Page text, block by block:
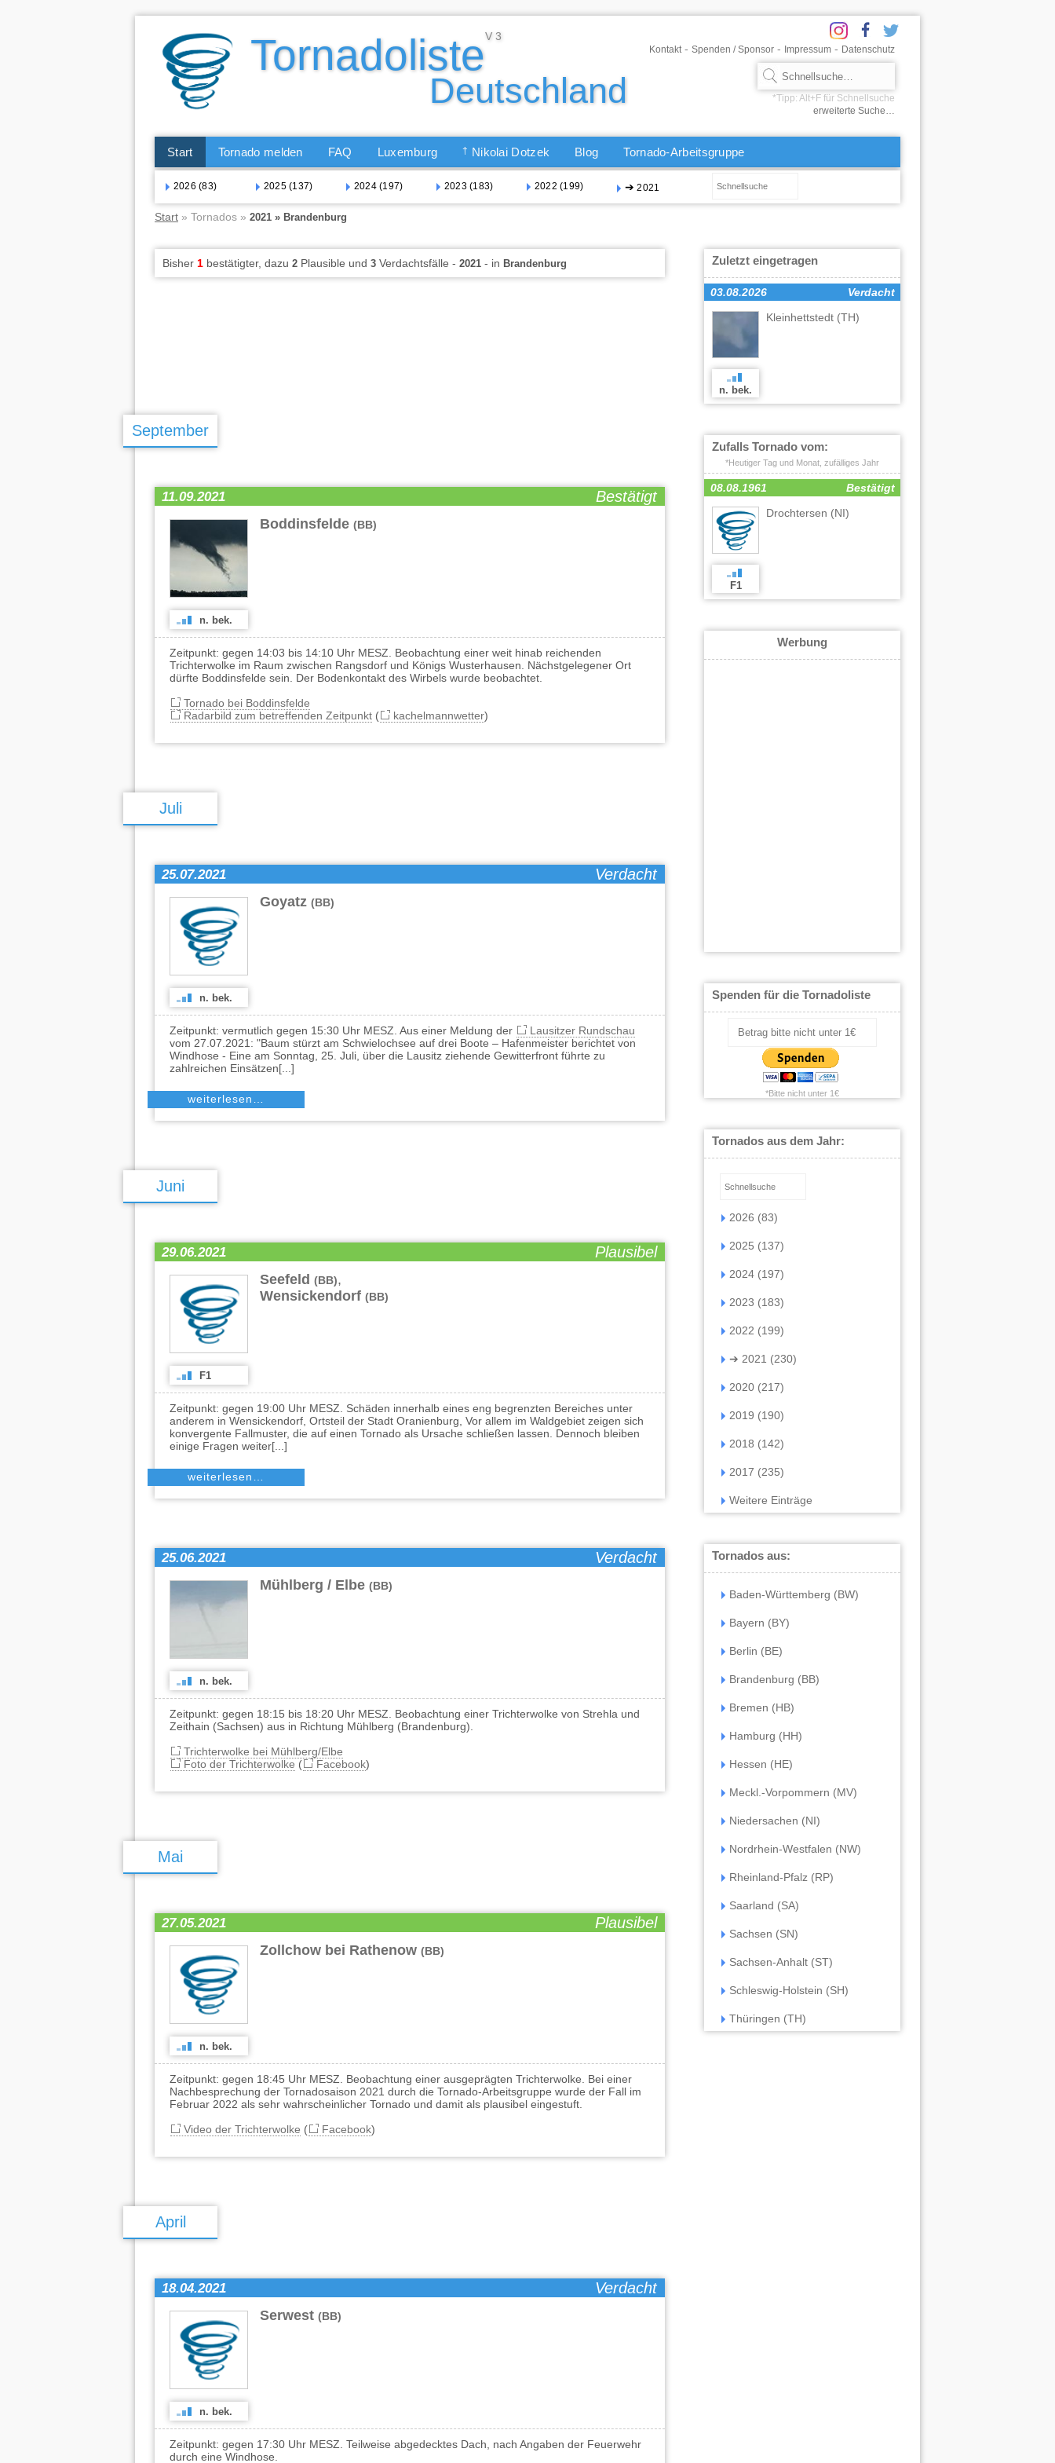
Kontakt - Spenden / Sponsor - Impressum - Datenschutz
erweiterte Suche…
Start Tornado melden FAQ Luxemburg † Nikolai Dotzek Blog Tornado-Arbeitsgruppe
2026 (83) 2025 (137) 2024 (197) 2023 (183) 2022 (199) ➔ 2021
Start » Tornados » 2021 » Brandenburg
Bisher 1 bestätigter, dazu 2 Plausible und 3 Verdachtsfälle - 2021 - in Brandenburg
September
11.09.2021 Bestätigt
Boddinsfelde (BB)
n. bek.
Zeitpunkt: gegen 14:03 bis 14:10 Uhr MESZ. Beobachtung einer weit hinab reichenden
Trichterwolke im Raum zwischen Rangsdorf und Königs Wusterhausen. Nächstgelegener Ort
dürfte Boddinsfelde sein. Der Bodenkontakt des Wirbels wurde beobachtet.
Tornado bei Boddinsfelde
Radarbild zum betreffenden Zeitpunkt( kachelmannwetter)
Juli
25.07.2021 Verdacht
Goyatz (BB)
n. bek.
Zeitpunkt: vermutlich gegen 15:30 Uhr MESZ. Aus einer Meldung der
Lausitzer Rundschau
vom 27.07.2021: "Baum stürzt am Schwielochsee auf drei Boote – Hafenmeister berichtet von
Windhose - Eine am Sonntag, 25. Juli, über die Lausitz ziehende Gewitterfront führte zu
zahlreichen Einsätzen[...]
weiterlesen…
Juni
29.06.2021 Plausibel
Seefeld (BB),
Wensickendorf (BB)
F1
Zeitpunkt: gegen 19:00 Uhr MESZ. Schäden innerhalb eines eng begrenzten Bereiches unter
anderem in Wensickendorf, Ortsteil der Stadt Oranienburg, Vor allem im Waldgebiet zeigen sich
konvergente Fallmuster, die auf einen Tornado als Ursache schließen lassen. Dennoch bleiben
einige Fragen weiter[...]
weiterlesen…
25.06.2021 Verdacht
Mühlberg / Elbe (BB)
n. bek.
Zeitpunkt: gegen 18:15 bis 18:20 Uhr MESZ. Beobachtung einer Trichterwolke von Strehla und
Zeithain (Sachsen) aus in Richtung Mühlberg (Brandenburg).
Trichterwolke bei Mühlberg/Elbe
Foto der Trichterwolke ( Facebook)
Mai
27.05.2021 Plausibel
Zollchow bei Rathenow (BB)
n. bek.
Zeitpunkt: gegen 18:45 Uhr MESZ. Beobachtung einer ausgeprägten Trichterwolke. Bei einer
Nachbesprechung der Tornadosaison 2021 durch die Tornado-Arbeitsgruppe wurde der Fall im
Februar 2022 als sehr wahrscheinlicher Tornado und damit als plausibel eingestuft.
Video der Trichterwolke ( Facebook)
April
18.04.2021 Verdacht
Serwest (BB)
n. bek.
Zeitpunkt: gegen 17:30 Uhr MESZ. Teilweise abgedecktes Dach, nach Angaben der Feuerwehr
durch eine Windhose.
Zuletzt eingetragen
03.08.2026
Verdacht
Kleinhettstedt (TH)
n. bek.
Zufalls Tornado vom:
*Heutiger Tag und Monat, zufälliges Jahr
08.08.1961
Bestätigt
Drochtersen (NI)
F1
Werbung
Spenden für die Tornadoliste
*Bitte nicht unter 1€
Tornados aus dem Jahr:
2026 (83)
2025 (137)
2024 (197)
2023 (183)
2022 (199)
➔ 2021 (230)
2020 (217)
2019 (190)
2018 (142)
2017 (235)
Weitere Einträge
Tornados aus:
Baden-Württemberg (BW)
Bayern (BY)
Berlin (BE)
Brandenburg (BB)
Bremen (HB)
Hamburg (HH)
Hessen (HE)
Meckl.-Vorpommern (MV)
Niedersachen (NI)
Nordrhein-Westfalen (NW)
Rheinland-Pfalz (RP)
Saarland (SA)
Sachsen (SN)
Sachsen-Anhalt (ST)
Schleswig-Holstein (SH)
Thüringen (TH)